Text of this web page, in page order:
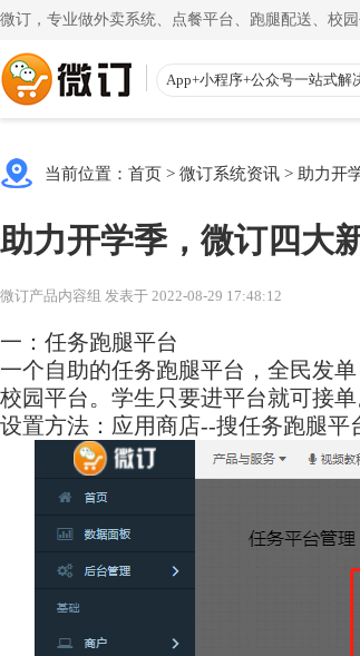
微订，专业做外卖系统、点餐平台、跑腿配送、校
App+小程序+公众号一站式解
渠道 公众号
使用教程
注册小程序和公众号帐号
初级教程
视频教程
一步一步视频讲解
帮助中心
常见问题解疑
当前位置： 首页 > 微订系统资讯 > 助力开
助力开学季，微订四大
微订产品内容组 发表于 2022-08-29 17:48:12
一：任务跑腿平台
一个自助的任务跑腿平台，全民发
校园平台。学生只要进平台就可接
设置方法：应用商店--搜任务跑腿平